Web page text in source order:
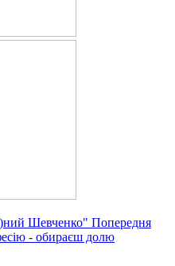
Шевченко" Попередня
- обираєш долю